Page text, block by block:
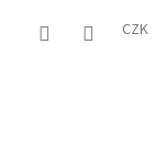
CZK